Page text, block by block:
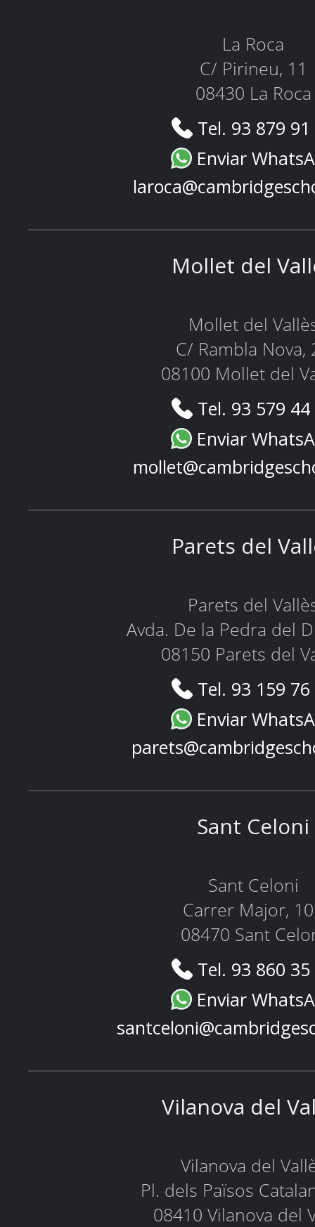
La Roca
C/ Pirineu, 11
08430 La Roca
Tel. 93 879
Enviar
Mollet del
Mollet del
C/ Rambla Nova,
08100 Mollet del
Tel. 93 579
Enviar
Parets del
Parets del
Avda. De la Pedra del
08150 Parets del
Tel. 93 159
Enviar
Sant Celoni
Sant Celoni
Carrer Major,
08470 Sant
Tel. 93 860
Enviar
Vilanova del
Vilanova del
Pl. dels Països
08410 Vilanova del